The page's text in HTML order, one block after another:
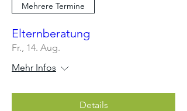
Mehrere Termine
Elternberatung
Fr., 14. Aug.
Mehr Infos
Details